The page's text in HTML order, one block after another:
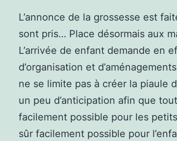
L’annonce de la grossesse est
sont pris… Place désormais aux
L’arrivée de enfant demande en
d’organisation et
ne se limite pas à créer la piaule
un peu d’anticipation afin que
facilement possible pour les
sûr facilement possible pour